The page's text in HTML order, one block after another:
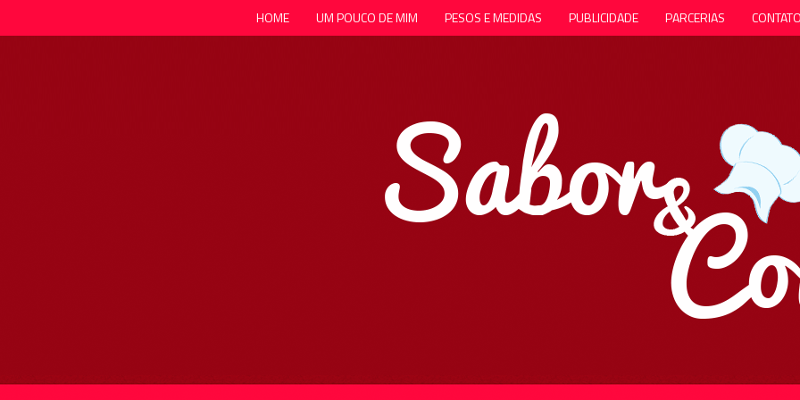
HOME UM POUCO DE MIM PESOS E MEDIDAS PUBLICIDADE PARCERIAS